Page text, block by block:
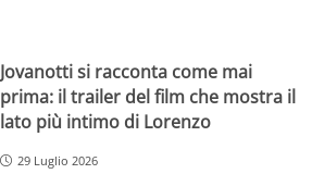
Jovanotti si racconta come mai
prima: il trailer del film che mostra il
lato più intimo di Lorenzo
29 Luglio 2026